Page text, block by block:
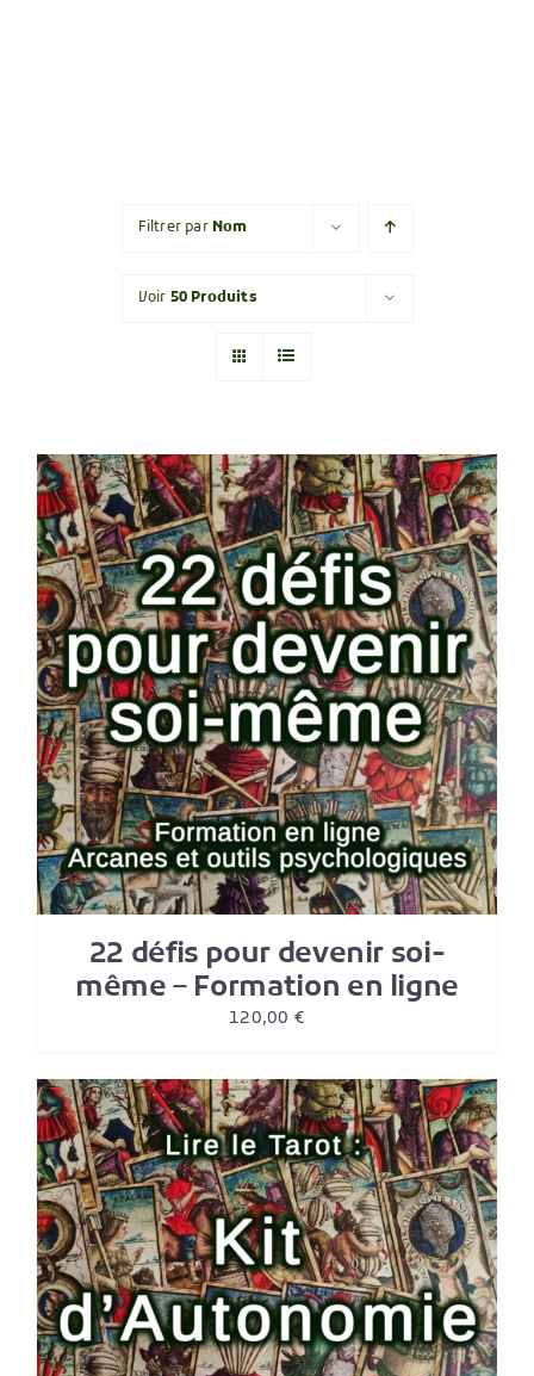
Filtrer par Nom
Voir 50 Produits
22 défis pour devenir soi-
même – Formation en ligne
120,00 €